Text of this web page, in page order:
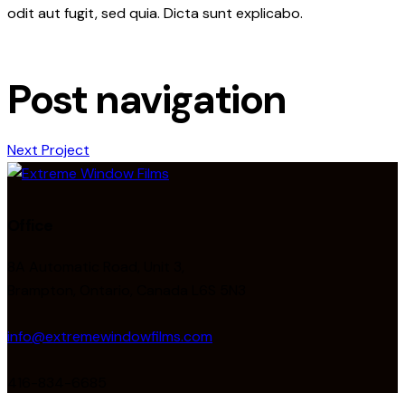
odit aut fugit, sed quia. Dicta sunt explicabo.
Post navigation
Next Project
info@extremewindowfilms.com